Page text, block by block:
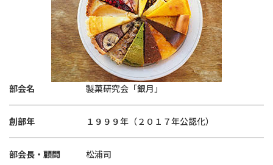
部会名 製菓研究会「銀月」
創部年 １９９９年（２０１７年公認化）
部会長・顧問 松浦司